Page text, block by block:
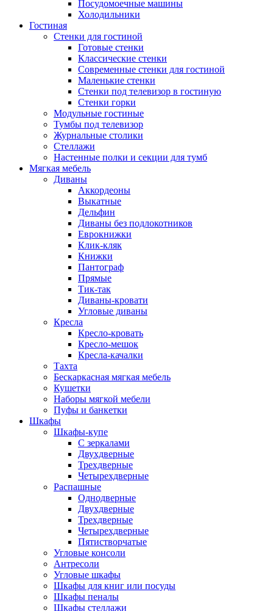
Посудомоечные машины
Холодильники
Гостиная
Стенки для гостиной
Готовые стенки
Классические стенки
Современные стенки для гостиной
Маленькие стенки
Стенки под телевизор в гостиную
Стенки горки
Модульные гостиные
Тумбы под телевизор
Журнальные столики
Стеллажи
Настенные полки и секции для тумб
Мягкая мебель
Диваны
Аккордеоны
Выкатные
Дельфин
Диваны без подлокотников
Еврокнижки
Клик-кляк
Книжки
Пантограф
Прямые
Тик-так
Диваны-кровати
Угловые диваны
Кресла
Кресло-кровать
Кресло-мешок
Кресла-качалки
Тахта
Бескаркасная мягкая мебель
Кушетки
Наборы мягкой мебели
Пуфы и банкетки
Шкафы
Шкафы-купе
С зеркалами
Двухдверные
Трехдверные
Четырехдверные
Распашные
Однодверные
Двухдверные
Трехдверные
Четырехдверные
Пятистворчатые
Угловые консоли
Антресоли
Угловые шкафы
Шкафы для книг или посуды
Шкафы пеналы
Шкафы стеллажи